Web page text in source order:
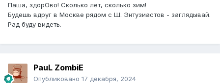
переусложнённой конструкции!!). Двигатель- заменить на
паровой, колёса- на деревянные!!
nobodi87
DRB
, тоже не спорю, что при умении, можно на чём
хочешь и где хочешь проехать. Но я- не очень искусный
Паша, здорОво! Сколько лет, сколько зим!
Будешь вдруг в Москве рядом с Ш. Энтузиастов - заглядывай.
Рад буду видеть.
PauL ZombiE
Опубликовано 17 декабря, 2024